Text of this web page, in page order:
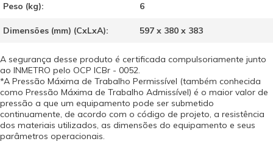
Peso (kg): 6
Dimensões (mm) (CxLxA): 597 x 380 x 383
A segurança desse produto é certificada compulsoriamente junto
ao INMETRO pelo OCP ICBr - 0052.
*A Pressão Máxima de Trabalho Permissível (também conhecida
como Pressão Máxima de Trabalho Admissível) é o maior valor de
pressão a que um equipamento pode ser submetido
continuamente, de acordo com o código de projeto, a resistência
dos materiais utilizados, as dimensões do equipamento e seus
parâmetros operacionais.